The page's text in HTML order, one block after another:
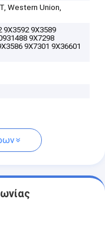
Western Union,
9X3592 9X3589
9X7298
9X7301 9X36601